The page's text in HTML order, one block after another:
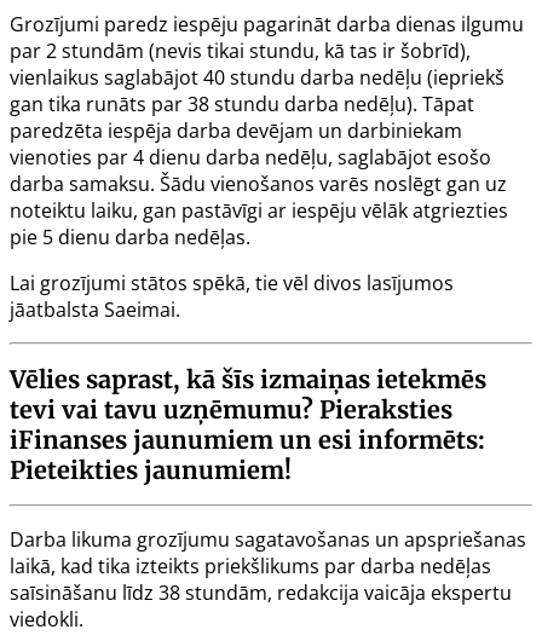
Grozījumi paredz iespēju pagarināt darba dienas ilgumu
par 2 stundām (nevis tikai stundu, kā tas ir šobrīd),
vienlaikus saglabājot 40 stundu darba nedēļu (iepriekš
gan tika runāts par 38 stundu darba nedēļu). Tāpat
paredzēta iespēja darba devējam un darbiniekam
vienoties par 4 dienu darba nedēļu, saglabājot esošo
darba samaksu. Šādu vienošanos varēs noslēgt gan uz
noteiktu laiku, gan pastāvīgi ar iespēju vēlāk atgriezties
pie 5 dienu darba nedēļas.
Lai grozījumi stātos spēkā, tie vēl divos lasījumos
jāatbalsta Saeimai.
Vēlies saprast, kā šīs izmaiņas ietekmēs
tevi vai tavu uzņēmumu? Pieraksties
iFinanses jaunumiem un esi informēts:
Pieteikties jaunumiem!
Darba likuma grozījumu sagatavošanas un apspriešanas
laikā, kad tika izteikts priekšlikums par darba nedēļas
saīsināšanu līdz 38 stundām, redakcija vaicāja ekspertu
viedokli.